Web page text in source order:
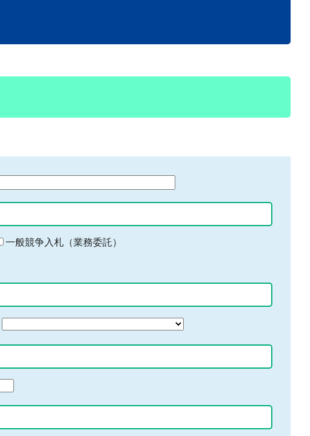
一般競争入札（業務委託）